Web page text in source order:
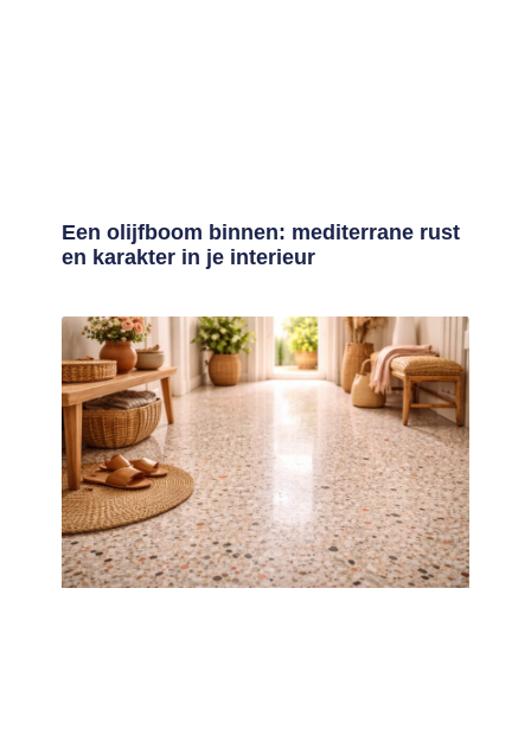
Een olijfboom binnen: mediterrane rust
en karakter in je interieur